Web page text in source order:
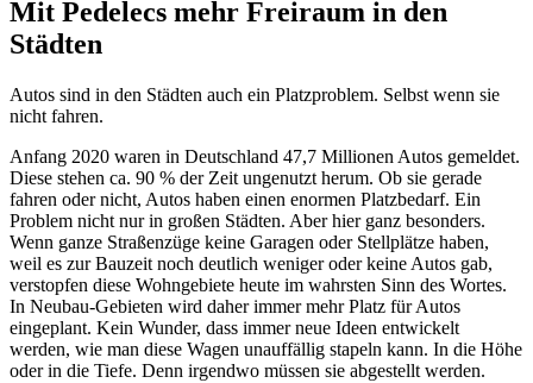
Mit Pedelecs mehr Freiraum in den
Städten
Autos sind in den Städten auch ein Platzproblem. Selbst wenn sie
nicht fahren.
Anfang 2020 waren in Deutschland 47,7 Millionen Autos gemeldet.
Diese stehen ca. 90 % der Zeit ungenutzt herum. Ob sie gerade
fahren oder nicht, Autos haben einen enormen Platzbedarf. Ein
Problem nicht nur in großen Städten. Aber hier ganz besonders.
Wenn ganze Straßenzüge keine Garagen oder Stellplätze haben,
weil es zur Bauzeit noch deutlich weniger oder keine Autos gab,
verstopfen diese Wohngebiete heute im wahrsten Sinn des Wortes.
In Neubau-Gebieten wird daher immer mehr Platz für Autos
eingeplant. Kein Wunder, dass immer neue Ideen entwickelt
werden, wie man diese Wagen unauffällig stapeln kann. In die Höhe
oder in die Tiefe. Denn irgendwo müssen sie abgestellt werden.